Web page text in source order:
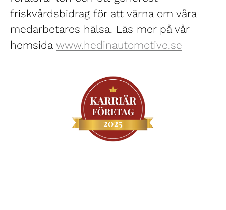
friskvårdsbidrag för att värna om våra
medarbetares hälsa. Läs mer på vår
hemsida www.hedinautomotive.se